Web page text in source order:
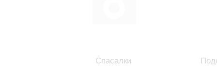
Спасалки